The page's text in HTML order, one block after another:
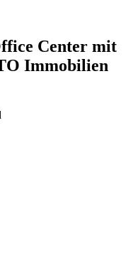
Center mit
Immobilien